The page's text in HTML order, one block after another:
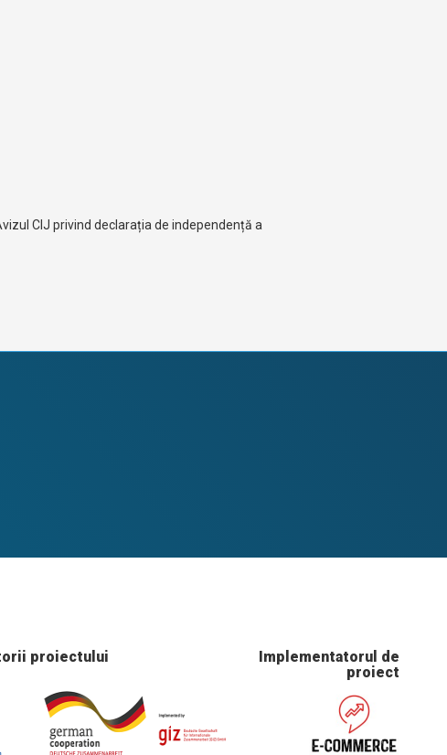
CIJ privind declarația de independență a
proiectului
Implementatorul de
proiect